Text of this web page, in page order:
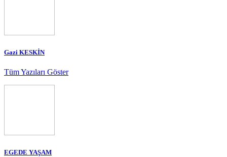
Gazi KESKİN
Tüm Yazıları Göster
EGEDE YAŞAM